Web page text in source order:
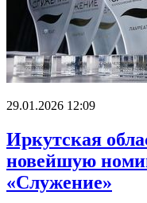
29.01.2026 12:09
Иркутская
новейшую
«Служение»